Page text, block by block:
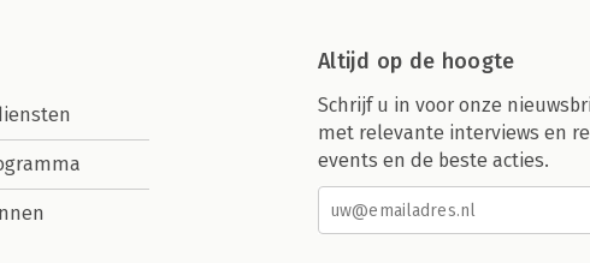
Altijd op de hoogte
Schrijf u in voor onze
met relevante interviews en
events en de beste acties.